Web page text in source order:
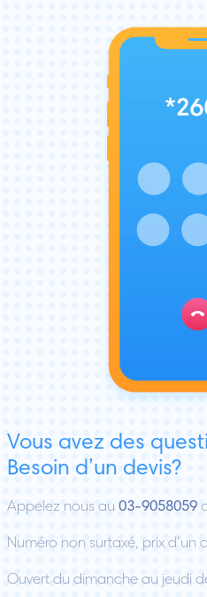
Vous avez des
Besoin d’un devis?
Appelez nous au 03-9058059
Numéro non surtaxé, prix d’un
Ouvert du dimanche au jeudi